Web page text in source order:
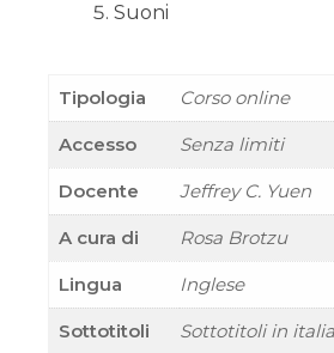
Suoni
Tipologia Corso online
Accesso Senza limiti
Docente Jeffrey C. Yuen
A cura di Rosa Brotzu
Lingua Inglese
Sottotitoli Sottotitoli in